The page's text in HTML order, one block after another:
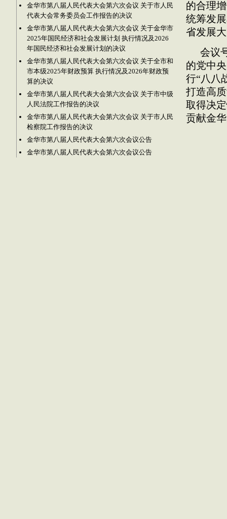
金华市第八届人民代表大会第六次会议 关于市人民
代表大会常务委员会工作报告的决议
金华市第八届人民代表大会第六次会议 关于金华市
2025年国民经济和社会发展计划 执行情况及2026
年国民经济和社会发展计划的决议
金华市第八届人民代表大会第六次会议 关于全市和
市本级2025年财政预算 执行情况及2026年财政预
算的决议
金华市第八届人民代表大会第六次会议 关于市中级
人民法院工作报告的决议
金华市第八届人民代表大会第六次会议 关于市人民
检察院工作报告的决议
金华市第八届人民代表大会第六次会议公告
金华市第八届人民代表大会第六次会议公告
的合理
统筹发
省发展
会议
的党中
行“八八
打造高
取得决
贡献金